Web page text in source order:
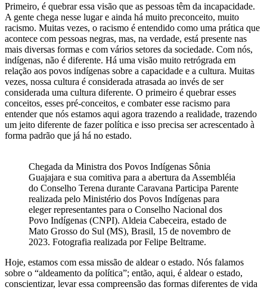
Primeiro, é quebrar essa visão que as pessoas têm da incapacidade.
A gente chega nesse lugar e ainda há muito preconceito, muito
racismo. Muitas vezes, o racismo é entendido como uma prática que
acontece com pessoas negras, mas, na verdade, está presente nas
mais diversas formas e com vários setores da sociedade. Com nós,
indígenas, não é diferente. Há uma visão muito retrógrada em
relação aos povos indígenas sobre a capacidade e a cultura. Muitas
vezes, nossa cultura é considerada atrasada ao invés de ser
considerada uma cultura diferente. O primeiro é quebrar esses
conceitos, esses pré-conceitos, e combater esse racismo para
entender que nós estamos aqui agora trazendo a realidade, trazendo
um jeito diferente de fazer política e isso precisa ser acrescentado à
forma padrão que já há no estado.
Chegada da Ministra dos Povos Indígenas Sônia
Guajajara e sua comitiva para a abertura da Assembléia
do Conselho Terena durante Caravana Participa Parente
realizada pelo Ministério dos Povos Indígenas para
eleger representantes para o Conselho Nacional dos
Povo Indígenas (CNPI). Aldeia Cabeceira, estado de
Mato Grosso do Sul (MS), Brasil, 15 de novembro de
2023. Fotografia realizada por Felipe Beltrame.
Hoje, estamos com essa missão de aldear o estado. Nós falamos
sobre o “aldeamento da política”; então, aqui, é aldear o estado,
conscientizar, levar essa compreensão das formas diferentes de vida